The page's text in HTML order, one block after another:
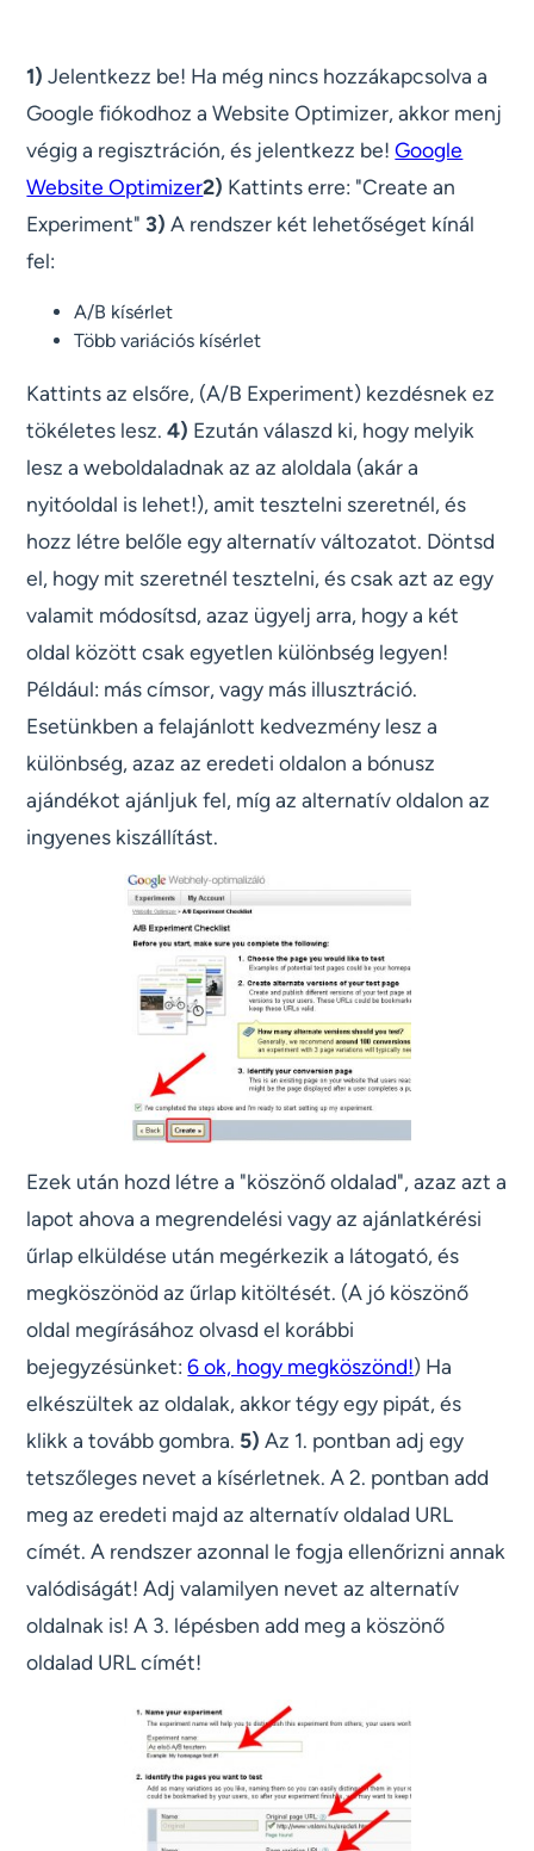
1)Jelentkezz be! Ha még nincs hozzákapcsolva a
Google fiókodhoz a Website Optimizer, akkor menj
végig a regisztráción, és jelentkezz be!Google
Website Optimizer2) Kattints erre: "Create an
Experiment"3) A rendszer két lehetőséget kínál
fel:
A/B kísérlet
Több variációs kísérlet
Kattints az elsőre, (A/B Experiment) kezdésnek ez
tökéletes lesz.4) Ezután válaszd ki, hogy melyik
lesz a weboldaladnak az az aloldala (akár a
nyitóoldal is lehet!), amit tesztelni szeretnél, és
hozz létre belőle egy alternatív változatot. Döntsd
el, hogy mit szeretnél tesztelni, és csak azt az egy
valamit módosítsd, azaz ügyelj arra, hogy a két
oldal között csak egyetlen különbség legyen!
Például: más címsor, vagy más illusztráció.
Esetünkben a felajánlott kedvezmény lesz a
különbség, azaz az eredeti oldalon a bónusz
ajándékot ajánljuk fel, míg az alternatív oldalon az
ingyenes kiszállítást.
Ezek után hozd létre a "köszönő oldalad", azaz azt a
lapot ahova a megrendelési vagy az ajánlatkérési
űrlap elküldése után megérkezik a látogató, és
megköszönöd az űrlap kitöltését. (A jó köszönő
oldal megírásához olvasd el korábbi
bejegyzésünket:6 ok, hogy megköszönd!) Ha
elkészültek az oldalak, akkor tégy egy pipát, és
klikk a tovább gombra. 5)Az 1. pontban adj egy
tetszőleges nevet a kísérletnek. A 2. pontban add
meg az eredeti majd az alternatív oldalad URL
címét. A rendszer azonnal le fogja ellenőrizni annak
valódiságát! Adj valamilyen nevet az alternatív
oldalnak is! A 3. lépésben add meg a köszönő
oldalad URL címét!